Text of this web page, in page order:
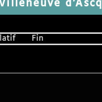
d’Ascq
Fin